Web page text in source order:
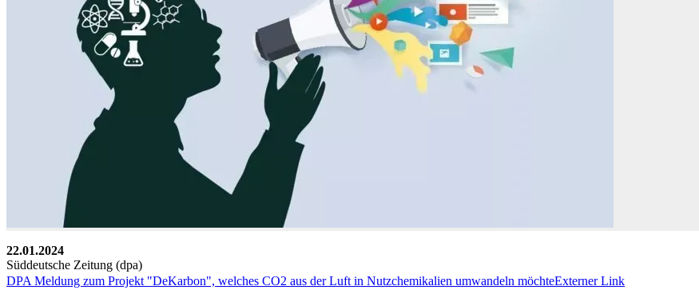
22.01.2024
Süddeutsche Zeitung (dpa)
DPA Meldung zum Projekt "DeKarbon", welches CO2 aus der Luft in Nutzchemikalien umwandeln möchteExterner Link